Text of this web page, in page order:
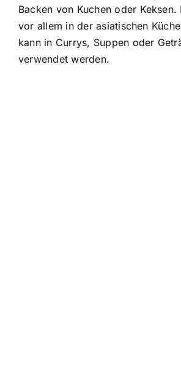
Backen von Kuchen oder
vor allem in der asiatischen
kann in Currys, Suppen oder
verwendet werden.